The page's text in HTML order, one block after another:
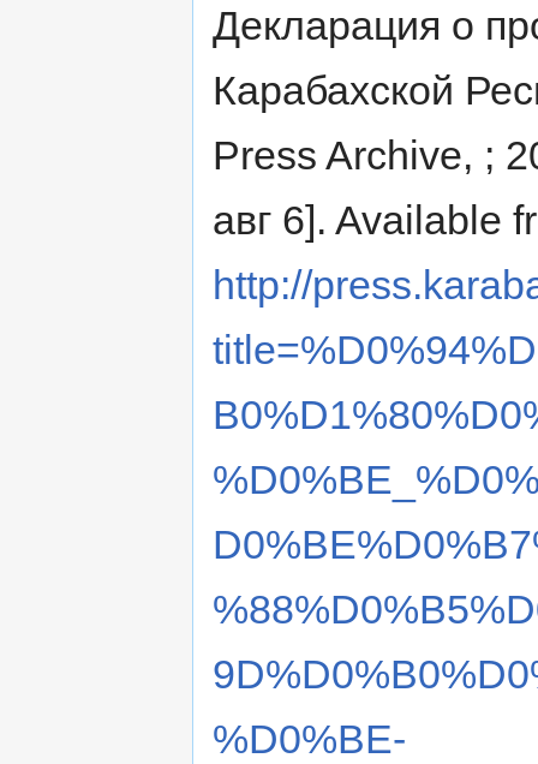
Декларация о
Карабахской
Press Archive, ;
авг 6]. Available
http://
%D0%BE-